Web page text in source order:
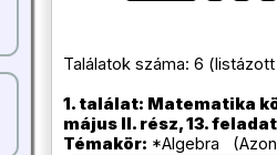
Találatok száma: 6
1. találat: Matematika
május II. rész, 13. feladat
Témakör: *Algebra